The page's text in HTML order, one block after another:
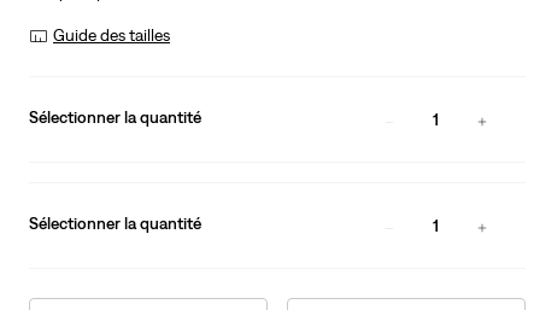
Guide des tailles
Sélectionner la quantité 1
Sélectionner la quantité 1